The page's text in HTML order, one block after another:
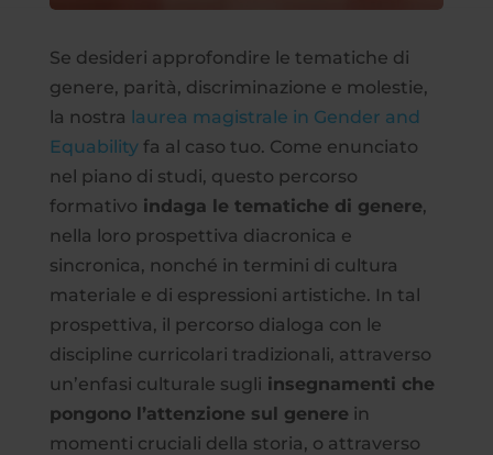
Se desideri approfondire le tematiche di
genere, parità, discriminazione e molestie,
la nostra laurea magistrale in Gender and
Equabilityfa al caso tuo. Come enunciato
nel piano di studi, questo percorso
formativo indaga le tematiche di genere,
nella loro prospettiva diacronica e
sincronica, nonché in termini di cultura
materiale e di espressioni artistiche. In tal
prospettiva, il percorso dialoga con le
discipline curricolari tradizionali, attraverso
un’enfasi culturale sugli insegnamenti che
pongono l’attenzione sul genere in
momenti cruciali della storia, o attraverso